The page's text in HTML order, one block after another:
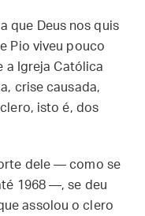
que Deus nos quis
Pio viveu pouco
a Igreja Católica
crise causada,
isto é, dos
dele — como se
1968 —, se deu
assolou o clero